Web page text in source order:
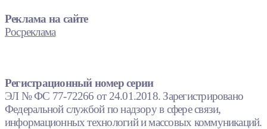
Реклама на сайте
Росреклама
Регистрационный номер серии
ЭЛ № ФС 77-72266 от 24.01.2018. Зарегистрировано
Федеральной службой по надзору в сфере связи,
информационных технологий и массовых коммуникаций.